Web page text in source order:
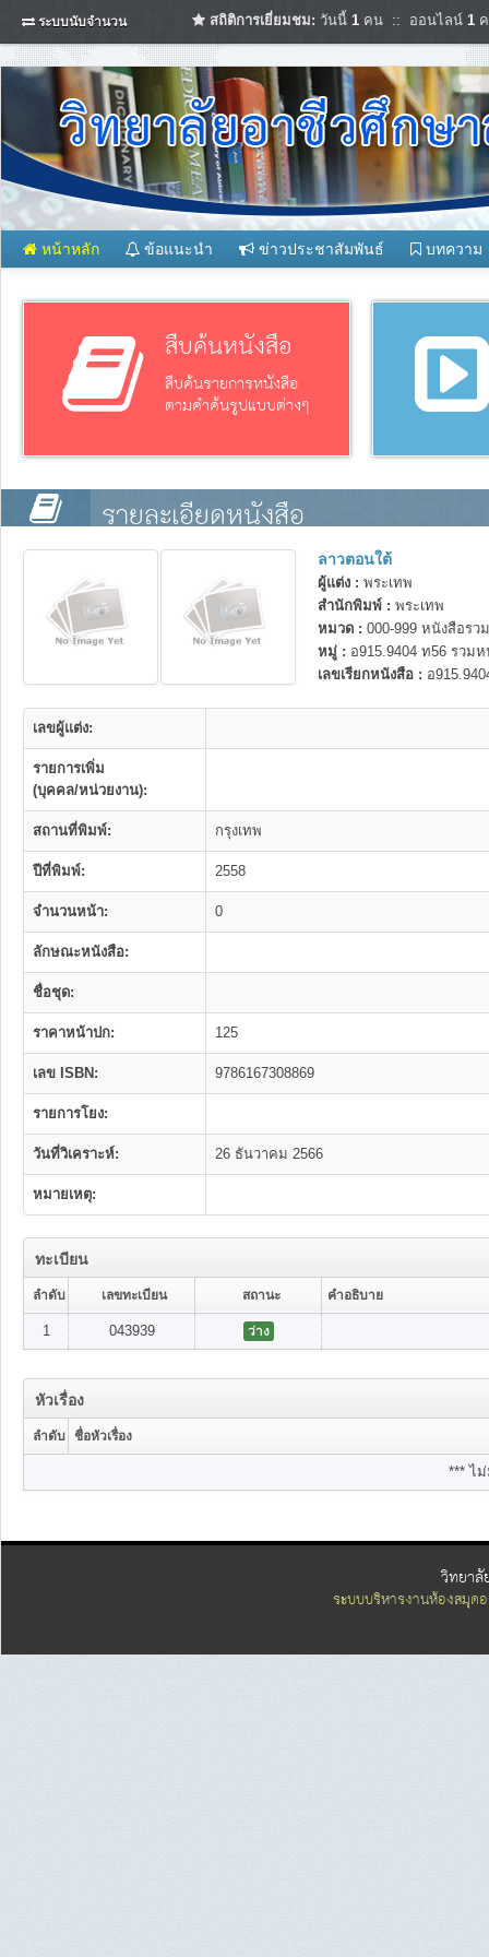
ระบบนับจำนวน สถิติการเยี่ยมชม: วันนี้ 1 คน :: ออนไลน์ 1
หน้าหลัก ข้อแนะนำ ข่าวประชาสัมพันธ์ บทความ
สืบค้นหนังสือ
สืบค้นรายการหนังสือ
ตามคำค้นรูปแบบต่างๆ
รายละเอียดหนังสือ
ลาวตอนใต้
ผู้แต่ง : พระเทพ
สำนักพิมพ์ : พระเทพ
หมวด : 000-999 หนังสือรว
หมู่ : อ915.9404 ท56 รวม
เลขเรียกหนังสือ : อ
เลขผู้แต่ง:
รายการเพิ่ม
(บุคคล/หน่วยงาน):
สถานที่พิมพ์: กรุงเทพ
ปีที่พิมพ์: 2558
จำนวนหน้า: 0
ลักษณะหนังสือ:
ชื่อชุด:
ราคาหน้าปก: 125
เลข ISBN: 9786167308869
รายการโยง:
วันที่วิเคราะห์: 26 ธันวาคม 2566
หมายเหตุ:
ทะเบียน
ลำดับ เลขทะเบียน สถานะ คำอธิบาย
1 043939 ว่าง
หัวเรื่อง
ลำดับ ชื่อหัวเรื่อง
*** ไ
วิทยาลั
ระบบบริหารงานห้องสมุด